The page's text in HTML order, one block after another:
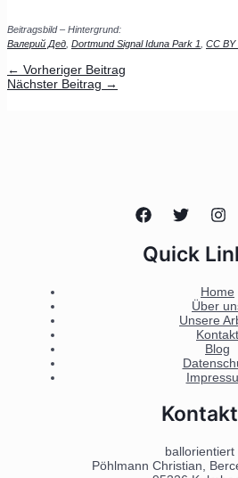
Beitragsbild – Hintergrund:
Валерий Дед Dortmund Signal Iduna Park 1 CC BY
← Vorheriger Beitrag
Nächster Beitrag →
Quick
Home
Über
Unsere
Kontakt
Blog
Kontakt
ballorientiert
Pöhlmann Christian,